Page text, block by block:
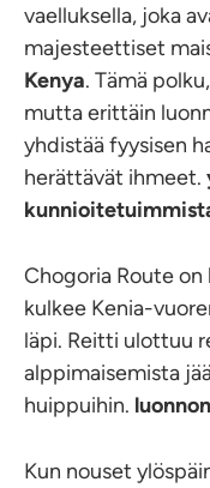
vaelluksella, joka
majesteettiset
Kenya. Tämä
mutta erittäin
yhdistää fyysisen
herättävät ihmeet.
Chogoria Route
kulkee Kenia-
läpi. Reitti ulottuu
alppimaisemista
huippuihin.
Kun nouset